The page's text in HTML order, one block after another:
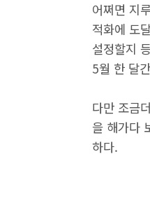
어쩌면 지
적화에 도
설정할지
5월 한 달
다만 조금
을 해가다
하다.